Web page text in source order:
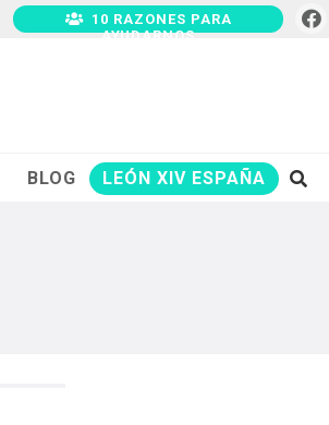
10 RAZONES PARA
AYUDARNOS
BLOG LEÓN XIV ESPAÑA